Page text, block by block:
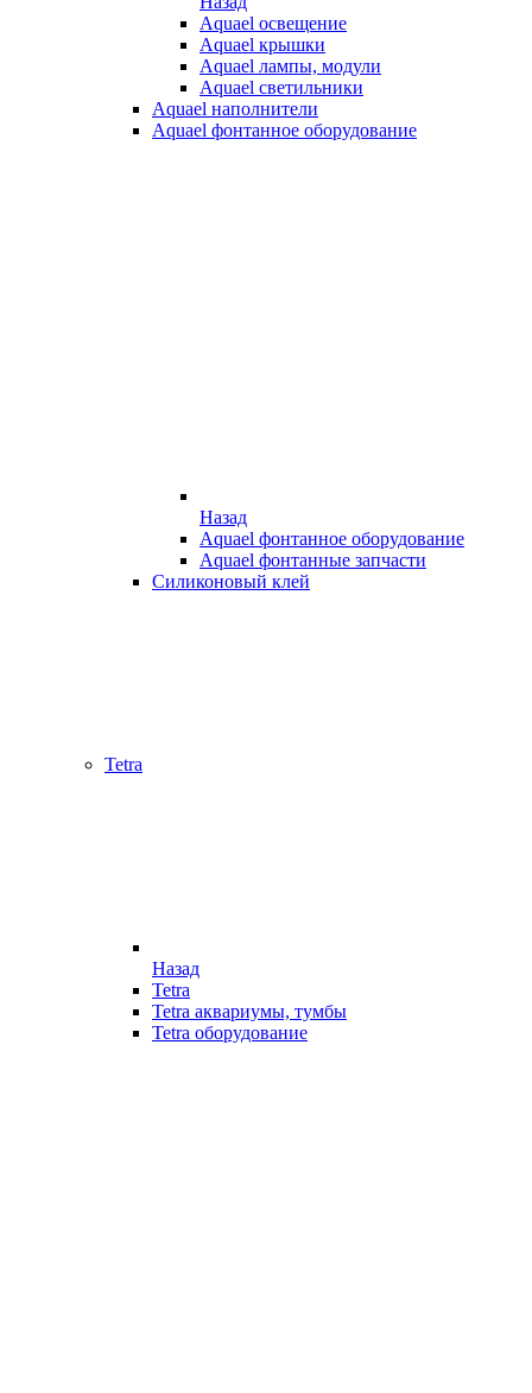
Aquael освещение
Aquael крышки
Aquael лампы, модули
Aquael светильники
Aquael наполнители
Aquael фонтанное оборудование
Назад
Aquael фонтанное оборудование
Aquael фонтанные запчасти
Силиконовый клей
Tetra
Назад
Tetra
Tetra аквариумы, тумбы
Tetra оборудование